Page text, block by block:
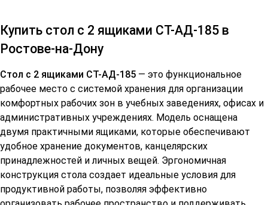
Купить стол с 2 ящиками СТ-АД-185 в
Ростове-на-Дону
Стол с 2 ящиками СТ-АД-185 — это функциональное
рабочее место с системой хранения для организации
комфортных рабочих зон в учебных заведениях, офисах и
административных учреждениях. Модель оснащена
двумя практичными ящиками, которые обеспечивают
удобное хранение документов, канцелярских
принадлежностей и личных вещей. Эргономичная
конструкция стола создает идеальные условия для
продуктивной работы, позволяя эффективно